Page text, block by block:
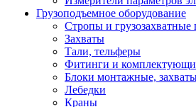
Грузоподъемное оборудование
Стропы и грузозахватные
Захваты
Тали, тельферы
Фитинги и
Блоки монтажные,
Лебедки
Краны